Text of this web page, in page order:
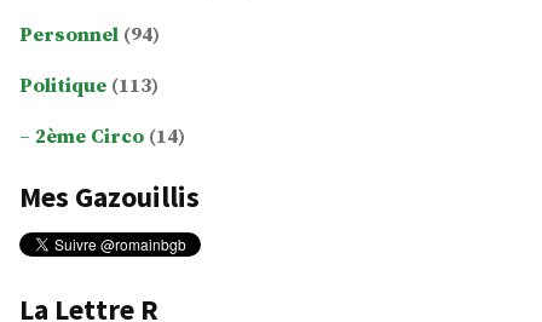
Personnel (94)
Politique (113)
2ème Circo (14)
Mes Gazouillis
La Lettre R